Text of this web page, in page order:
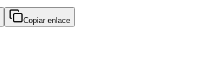
Copiar enlace